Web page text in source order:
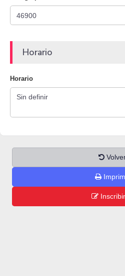
Horario
Horario